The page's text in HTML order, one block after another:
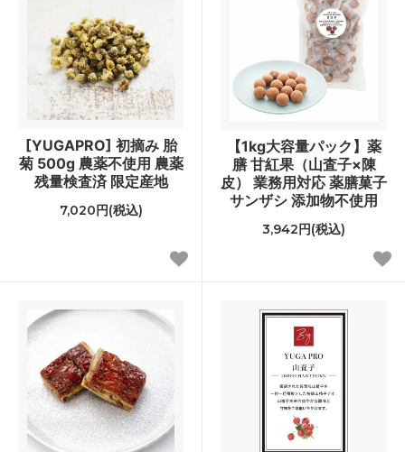
[YUGAPRO] 初摘み 胎
菊 500g 農薬不使用 農薬
残量検査済 限定産地
7,020円(税込)
【1kg大容量パック】薬
膳 甘紅果（山査子×陳
皮） 業務用対応 薬膳菓子
サンザシ 添加物不使用
3,942円(税込)